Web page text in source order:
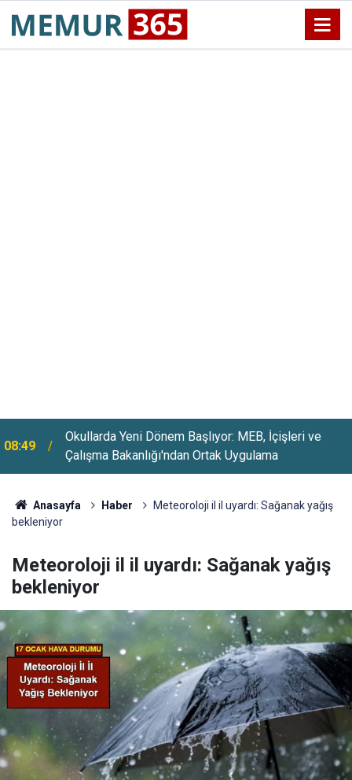
08:49
Okullarda Yeni Dönem Başlıyor: MEB, İçişleri ve
Çalışma Bakanlığı'ndan Ortak Uygulama
Anasayfa Haber
Meteoroloji il il uyardı: Sağanak yağış
bekleniyor
Meteoroloji il il uyardı: Sağanak yağış
bekleniyor